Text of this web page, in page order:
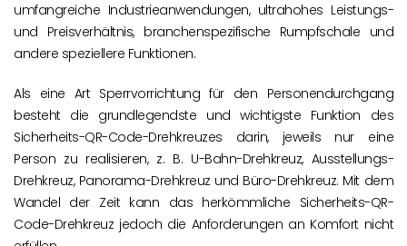
umfangreiche Industrieanwendungen, ultrahohes Leistungs-
und Preisverhältnis, branchenspezifische Rumpfschale und
andere speziellere Funktionen.
Als eine Art Sperrvorrichtung für den Personendurchgang
besteht die grundlegendste und wichtigste Funktion des
Sicherheits-QR-Code-Drehkreuzes darin, jeweils nur eine
Person zu realisieren, z. B. U-Bahn-Drehkreuz, Ausstellungs-
Drehkreuz, Panorama-Drehkreuz und Büro-Drehkreuz. Mit dem
Wandel der Zeit kann das herkömmliche Sicherheits-QR-
Code-Drehkreuz jedoch die Anforderungen an Komfort nicht